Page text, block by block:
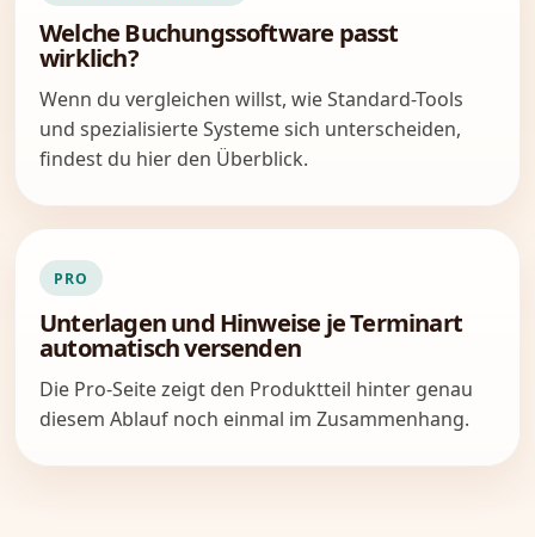
Welche Buchungssoftware passt
wirklich?
Wenn du vergleichen willst, wie Standard-Tools
und spezialisierte Systeme sich unterscheiden,
findest du hier den Überblick.
PRO
Unterlagen und Hinweise je Terminart
automatisch versenden
Die Pro-Seite zeigt den Produktteil hinter genau
diesem Ablauf noch einmal im Zusammenhang.